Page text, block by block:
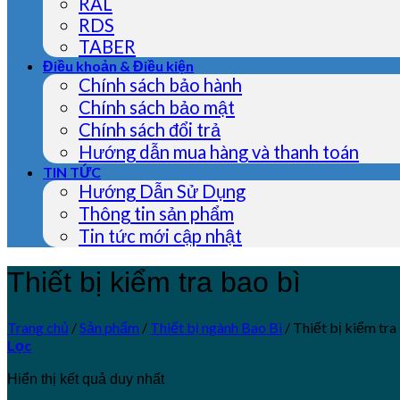
RDS
TABER
Điều khoản & Điều kiện
Chính sách bảo hành
Chính sách bảo mật
Chính sách đổi trả
Hướng dẫn mua hàng và thanh toán
TIN TỨC
Hướng Dẫn Sử Dụng
Thông tin sản phẩm
Tin tức mới cập nhật
Thiết bị kiểm tra bao bì
Trang chủ /Sản phẩm / Thiết bị ngành Bao Bì / Thiết bị kiểm tra
Lọc
Hiển thị kết quả duy nhất